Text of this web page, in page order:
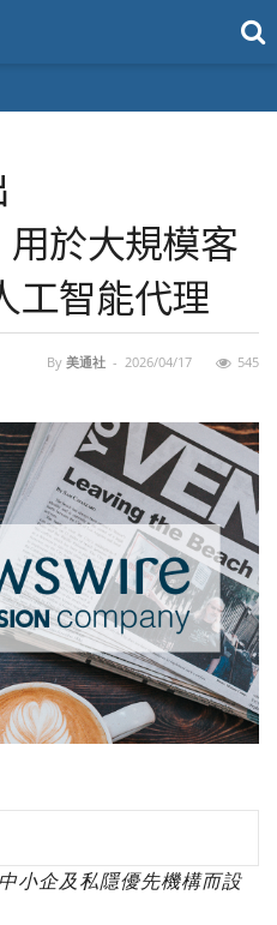
於大規模客
工智能代理
By 美通社 - 2026/04/17 545
小企及私隱優先機構而設